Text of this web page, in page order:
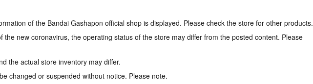
of the Bandai Gashapon official shop is displayed. Please check the store for other products.
the new coronavirus, the operating status of the store may differ from the posted content. Please
the actual store inventory may differ.
changed or suspended without notice. Please note.